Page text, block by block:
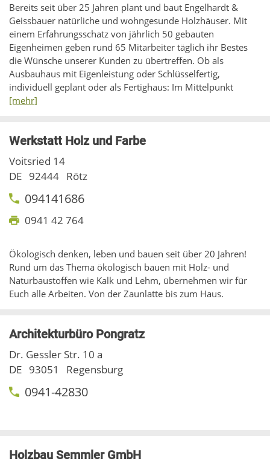
Bereits seit über 25 Jahren plant und baut Engelhardt &
Geissbauer natürliche und wohngesunde Holzhäuser. Mit
einem Erfahrungsschatz von jährlich 50 gebauten
Eigenheimen geben rund 65 Mitarbeiter täglich ihr Bestes
die Wünsche unserer Kunden zu übertreffen. Ob als
Ausbauhaus mit Eigenleistung oder Schlüsselfertig,
individuell geplant oder als Fertighaus: Im Mittelpunkt
[mehr]
Werkstatt Holz und Farbe
Voitsried 14
DE 92444 Rötz
094141686
0941 42 764
Ökologisch denken, leben und bauen seit über 20 Jahren!
Rund um das Thema ökologisch bauen mit Holz- und
Naturbaustoffen wie Kalk und Lehm, übernehmen wir für
Euch alle Arbeiten. Von der Zaunlatte bis zum Haus.
Architekturbüro Pongratz
Dr. Gessler Str. 10 a
DE 93051 Regensburg
0941-42830
Holzbau Semmler GmbH